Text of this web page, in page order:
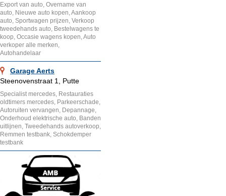
Export van auto, Overname van
auto, Nieuwe auto kopen, Aankoop
auto, Sportwagen prijzen, Verkoop
tweedehands auto, Bestelwagens te
koop, Occasie wagens kopen, Auto
verkoper alle merken,
Autohandelaar
Garage Aerts
Steenovenstraat 1, Putte
Specialist mercedes, Restauraties
oldtimers mercedes, Parkeerschade,
Autoruiten vervangen, Depannage,
Onderhoud elektrische auto, Banden
uitlijnen, Tweedehands autoverkoop,
Remmen testbank, Schokdemper
testbank